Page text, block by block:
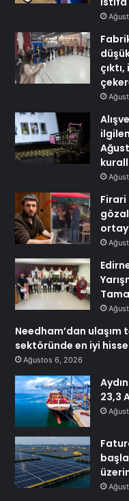
Firari
Needham’dan ulaşım
sektöründe en iyi
Ağustos 6, 2026
23,3